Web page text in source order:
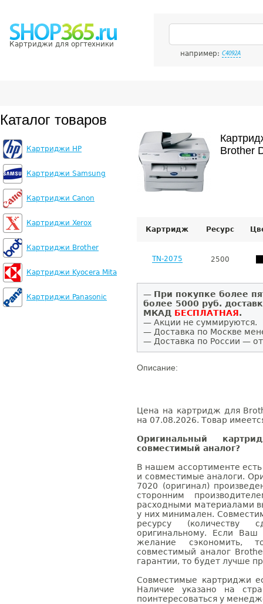
Картриджи для оргтехники
например: C4092A
Каталог товаров
Картриджи HP
Картриджи Samsung
Картриджи Canon
Картриджи Xerox
Картриджи Brother
Картриджи Kyocera Mita
Картриджи Panasonic
Brother
Картридж Ресурс
TN-2075 2500
— При покупке более
более 5000 руб.
МКАД БЕСПЛАТНАЯ.
— Акции не суммируются.
— Доставка по Москве
— Доставка по России —
Описание:
Цена на картридж для
на 07.08.2026. Товар
Оригинальный
совместимый аналог?
В нашем ассортименте
и совместимые аналоги.
7020 (оригинал)
сторонним
расходными материалами
у них минимален.
ресурсу (количеству
оригинальному. Если
желание сэкономить,
совместимый аналог
гарантии, то будет лучше
Совместимые картриджи
Наличие указано на
поинтересоваться у